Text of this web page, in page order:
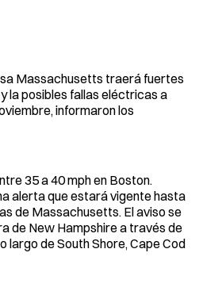
Massachusetts traerá fuertes
la posibles fallas eléctricas a
informaron los
35 a 40 mph en Boston.
alerta que estará vigente hasta
de Massachusetts. El aviso se
de New Hampshire a través de
largo de South Shore, Cape Cod